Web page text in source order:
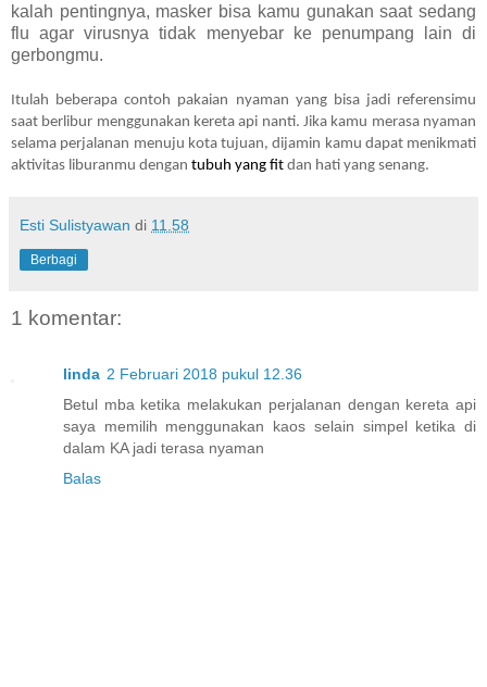
kalah pentingnya, masker bisa kamu gunakan saat sedang
flu agar virusnya tidak menyebar ke penumpang lain di
gerbongmu.
Itulah beberapa contoh pakaian nyaman yang bisa jadi referensimu
saat berlibur menggunakan kereta api nanti. Jika kamu merasa nyaman
selama perjalanan menuju kota tujuan, dijamin kamu dapat menikmati
aktivitas liburanmu dengan tubuh yang fit dan hati yang senang.
Esti Sulistyawan di 11.58
Berbagi
1 komentar:
linda 2 Februari 2018 pukul 12.36
Betul mba ketika melakukan perjalanan dengan kereta api
saya memilih menggunakan kaos selain simpel ketika di
dalam KA jadi terasa nyaman
Balas